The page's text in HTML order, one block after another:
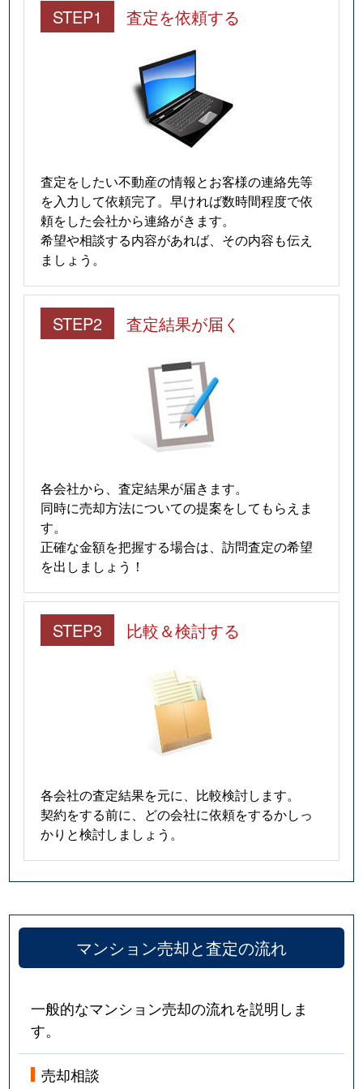
STEP1 査定を依頼する
査定をしたい不動産の情報とお客様の連絡先等
を入力して依頼完了。早ければ数時間程度で依
頼をした会社から連絡がきます。
希望や相談する内容があれば、その内容も伝え
ましょう。
STEP2 査定結果が届く
各会社から、査定結果が届きます。
同時に売却方法についての提案をしてもらえま
す。
正確な金額を把握する場合は、訪問査定の希望
を出しましょう！
STEP3 比較＆検討する
各会社の査定結果を元に、比較検討します。
契約をする前に、どの会社に依頼をするかしっ
かりと検討しましょう。
マンション売却と査定の流れ
一般的なマンション売却の流れを説明しま
す。
売却相談